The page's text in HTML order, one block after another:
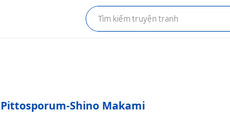
Pittosporum-Shino Makami